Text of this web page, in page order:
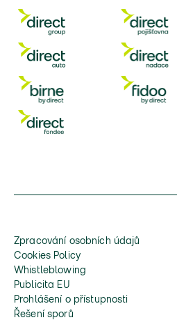
Zpracování osobních údajů
Cookies Policy
Whistleblowing
Publicita EU
Prohlášení o přístupnosti
Řešení sporů